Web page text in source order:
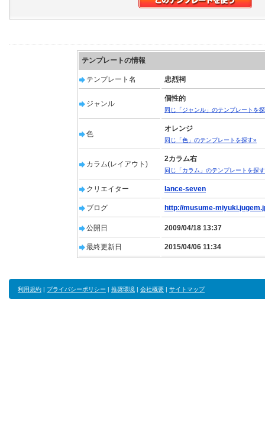
テンプレートの情報
テンプレート名 忠烈祠
ジャンル
個性的
同じ「ジャンル」のテンプレートを
色
オレンジ
同じ「色」のテンプレートを探す»
カラム(レイアウト)
2カラム右
同じ「カラム」のテンプレートを探
クリエイター lance-seven
ブログ http://musume-
公開日 2009/04/18 13:37
最終更新日 2015/04/06 11:34
利用規約 | プライバシーポリシー | 推奨環境 | 会社概要 | サイトマップ